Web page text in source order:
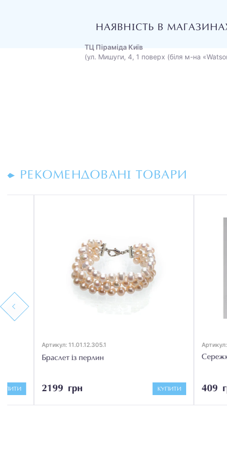
НАЯВНІСТЬ В
ТЦ Піраміда Київ
(ул. Мишуги, 4, 1 поверх (біля м-на
РЕКОМЕНДОВАНІ ТОВАРИ
Previous
Артикул: 11.01.12.305.1
Браслет із перлин
2199 грн
Артикул:
Сережки з
409 грн